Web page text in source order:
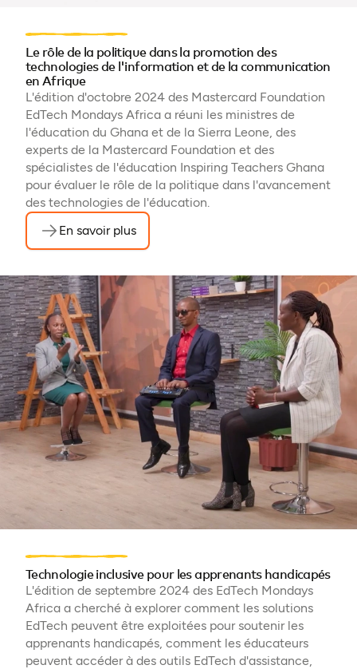
Le rôle de la politique dans la promotion des
technologies de l'information et de la communication
en Afrique
L'édition d'octobre 2024 des Mastercard Foundation
EdTech Mondays Africa a réuni les ministres de
l'éducation du Ghana et de la Sierra Leone, des
experts de la Mastercard Foundation et des
spécialistes de l'éducation Inspiring Teachers Ghana
pour évaluer le rôle de la politique dans l'avancement
des technologies de l'éducation.
En savoir plus
Technologie inclusive pour les apprenants handicapés
L'édition de septembre 2024 des EdTech Mondays
Africa a cherché à explorer comment les solutions
EdTech peuvent être exploitées pour soutenir les
apprenants handicapés, comment les éducateurs
peuvent accéder à des outils EdTech d'assistance,